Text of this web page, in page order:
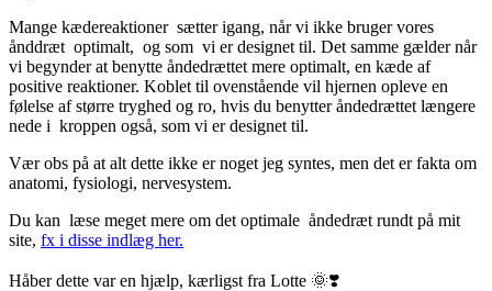
Mange kædereaktioner sætter igang, når vi ikke bruger vores
ånddræt optimalt, og som vi er designet til. Det samme gælder når
vi begynder at benytte åndedrættet mere optimalt, en kæde af
positive reaktioner. Koblet til ovenstående vil hjernen opleve en
følelse af større tryghed og ro, hvis du benytter åndedrættet længere
nede i kroppen også, som vi er designet til.
Vær obs på at alt dette ikke er noget jeg syntes, men det er fakta om
anatomi, fysiologi, nervesystem.
Du kan læse meget mere om det optimale åndedræt rundt på mit
site, fx i disse indlæg her.
Håber dette var en hjælp, kærligst fra Lotte 🌞❣️